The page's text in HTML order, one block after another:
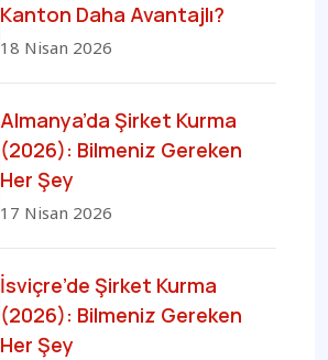
Kanton Daha Avantajlı?
18 Nisan 2026
Almanya’da Şirket Kurma
(2026): Bilmeniz Gereken
Her Şey
17 Nisan 2026
İsviçre’de Şirket Kurma
(2026): Bilmeniz Gereken
Her Şey